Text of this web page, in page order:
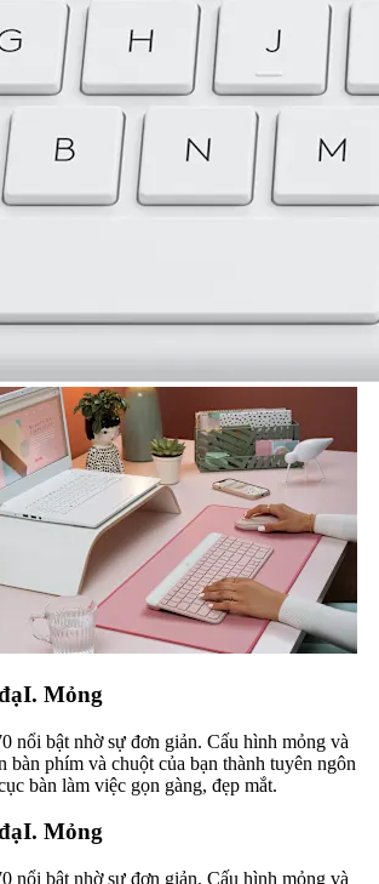
Mỏng
nổi bật nhờ sự đơn giản. Cấu hình mỏng và
bàn phím và chuột của bạn thành tuyên ngôn
bàn làm việc gọn gàng, đẹp mắt.
Mỏng
nổi bật nhờ sự đơn giản. Cấu hình mỏng và